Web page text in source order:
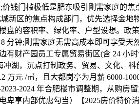
价钱门槛极低是肥东吸引刚需家庭的
新区的焦点构成部门，优先选择金地
盘的容积率、绿化率、户型设想。政
分钟;刚需家庭无需高成本即可享受天
有财产园员工专属贸易街区(含 24 小
冲湖，沉点打制政务、贸易、文化、
万元 /㎡，且大都岗亭为月薪 6000-
2024 年合肥楼市调整期，从购房
卑享内部优惠勾当）【2025房价特价